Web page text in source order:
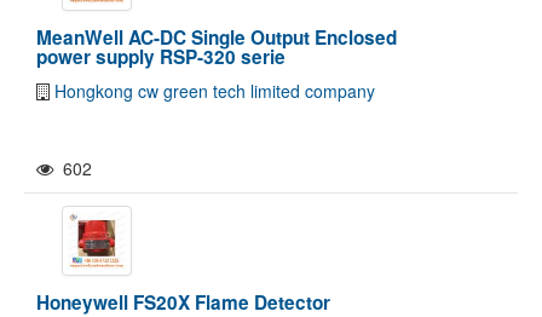
MeanWell AC-DC Single Output Enclosed
power supply RSP-320 serie
Hongkong cw green tech limited company
602
Honeywell FS20X Flame Detector